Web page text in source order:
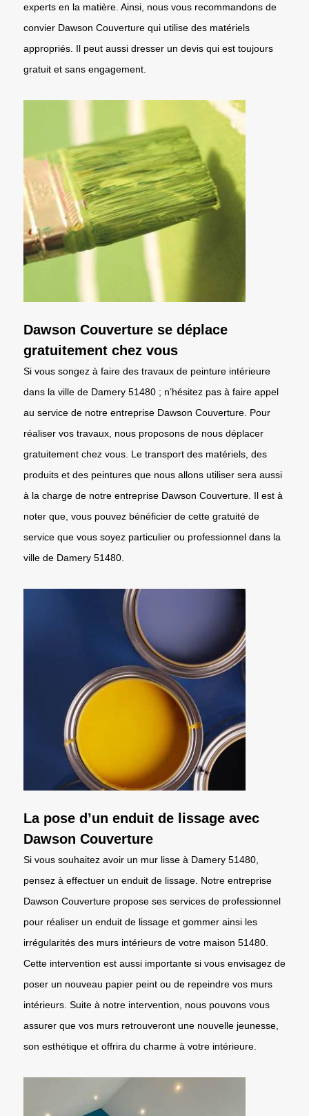
experts en la matière. Ainsi, nous vous recommandons de
convier Dawson Couverture qui utilise des matériels
appropriés. Il peut aussi dresser un devis qui est toujours
gratuit et sans engagement.
Dawson Couverture se déplace
gratuitement chez vous
Si vous songez à faire des travaux de peinture intérieure
dans la ville de Damery 51480 ; n’hésitez pas à faire appel
au service de notre entreprise Dawson Couverture. Pour
réaliser vos travaux, nous proposons de nous déplacer
gratuitement chez vous. Le transport des matériels, des
produits et des peintures que nous allons utiliser sera aussi
à la charge de notre entreprise Dawson Couverture. Il est à
noter que, vous pouvez bénéficier de cette gratuité de
service que vous soyez particulier ou professionnel dans la
ville de Damery 51480.
La pose d’un enduit de lissage avec
Dawson Couverture
Si vous souhaitez avoir un mur lisse à Damery 51480,
pensez à effectuer un enduit de lissage. Notre entreprise
Dawson Couverture propose ses services de professionnel
pour réaliser un enduit de lissage et gommer ainsi les
irrégularités des murs intérieurs de votre maison 51480.
Cette intervention est aussi importante si vous envisagez de
poser un nouveau papier peint ou de repeindre vos murs
intérieurs. Suite à notre intervention, nous pouvons vous
assurer que vos murs retrouveront une nouvelle jeunesse,
son esthétique et offrira du charme à votre intérieure.